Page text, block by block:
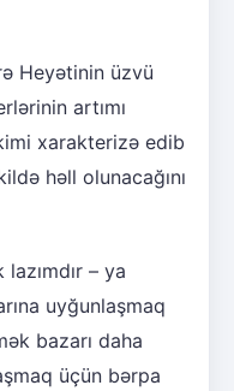
Heyətinin üzvü
artımı
xarakterizə edib
həll olunacağını
– ya
uyğunlaşmaq
bazarı daha
üçün bərpa